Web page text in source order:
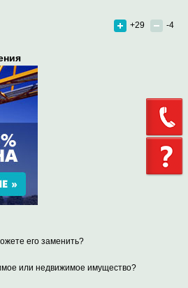
его заменить?
или недвижимое имущество?
+29
-4